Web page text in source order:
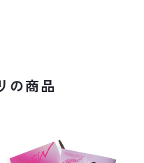
の商品